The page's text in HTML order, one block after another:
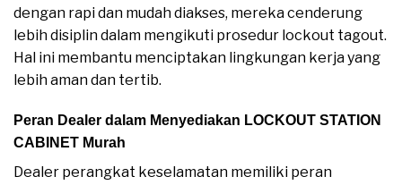
dengan rapi dan mudah diakses, mereka cenderung
lebih disiplin dalam mengikuti prosedur lockout tagout.
Hal ini membantu menciptakan lingkungan kerja yang
lebih aman dan tertib.
Peran Dealer dalam Menyediakan LOCKOUT STATION
CABINET Murah
Dealer perangkat keselamatan memiliki peran